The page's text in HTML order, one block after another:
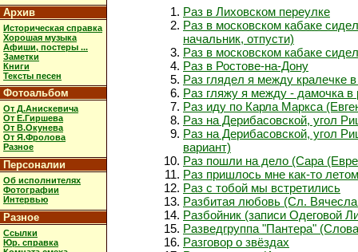
Архив
Историческая справка
Хорошая музыка
Афиши, постеры ...
Заметки
Книги
Тексты песен
Фотоальбом
От Д.Анискевича
От Е.Гиршева
От В.Окунева
От Я.Фролова
Разное
Персоналии
Об исполнителях
Фотографии
Интервью
Разное
Ссылки
Юр. справка
Раз в Лиховском переулке
Раз в московском кабаке
начальник, отпусти)
Раз в московском кабаке
Раз в Ростове-на-Дону
Раз глядел я между кралечке
Раз гляжу я между - дамочка в
Раз иду по Карла Маркса
Раз на Дерибасовской, угол
Раз на Дерибасовской, угол
вариант)
Раз пошли на дело (Сара
Раз пришлось мне как-то летом
Раз с тобой мы встретились
Разбитая любовь (Сл.
Разбойник (записи Одеговой
Разведгруппа "Пантера"
Разговор о звёздах